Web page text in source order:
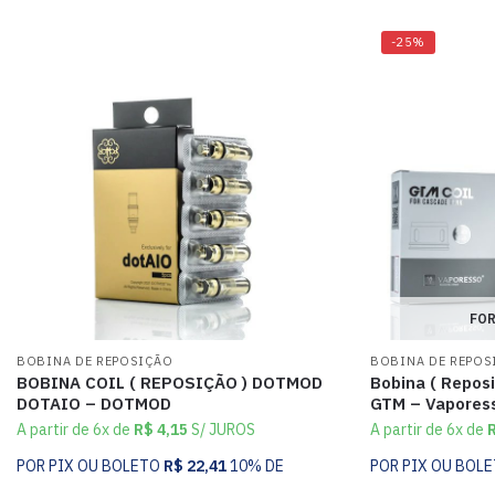
BOBINA DE REPOSIÇÃO
BOBINA COIL ( REPOSIÇÃO ) DOTMOD
DOTAIO – DOTMOD
A partir de 6x de R$ 4,15 S/ JUROS
POR PIX OU BOLETO R$ 22,4110% DE
-25%
BOBINA DE
Bobina (
GTM –
A partir de 6x de
POR PIX OU